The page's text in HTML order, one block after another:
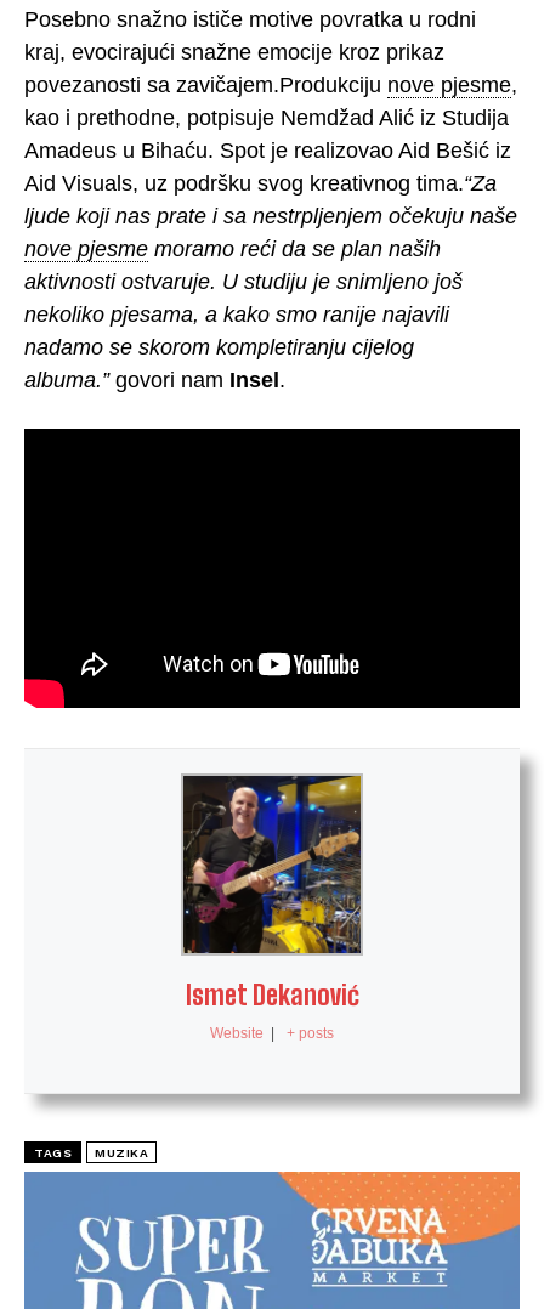
Posebno snažno ističe motive povratka u rodni
kraj, evocirajući snažne emocije kroz prikaz
povezanosti sa zavičajem.Produkciju nove pjesme,
kao i prethodne, potpisuje Nemdžad Alić iz Studija
Amadeus u Bihaću. Spot je realizovao Aid Bešić iz
Aid Visuals, uz podršku svog kreativnog tima.“Za
ljude koji nas prate i sa nestrpljenjem očekuju naše
nove pjesme moramo reći da se plan naših
aktivnosti ostvaruje. U studiju je snimljeno još
nekoliko pjesama, a kako smo ranije najavili
nadamo se skorom kompletiranju cijelog
albuma.”govori nam Insel.
Ismet Dekanović
Website + posts
TAGS MUZIKA